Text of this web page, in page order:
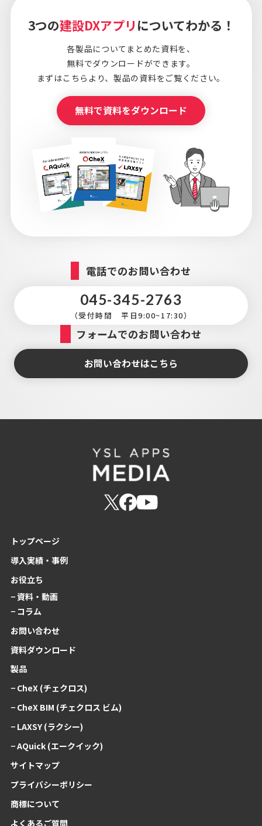
3つの建設DXアプリ についてわかる！
各製品についてまとめた資料を、
無料でダウンロードができます。
まずはこちらより、製品の資料をご覧ください。
無料で資料をダウンロード
電話でのお問い合わせ
045-345-2763
（受付時間 平日9:00~17:30）
フォームでのお問い合わせ
お問い合わせはこちら
トップページ
導入実績・事例
お役立ち
− 資料・動画
− コラム
お問い合わせ
資料ダウンロード
製品
− CheX (チェクロス)
− CheX BIM (チェクロス ビム)
− LAXSY (ラクシー)
− AQuick (エークイック)
サイトマップ
プライバシーポリシー
商標について
よくあるご質問